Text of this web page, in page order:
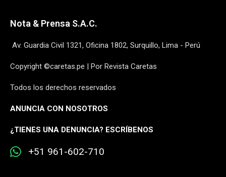
Nota & Prensa S.A.C.
Av. Guardia Civil 1321, Oficina 1802, Surquillo, Lima - Perú
Copyright ©caretas.pe | Por Revista Caretas
Todos los derechos reservados
ANUNCIA CON NOSOTROS
¿TIENES UNA DENUNCIA? ESCRÍBENOS
+51 961-602-710